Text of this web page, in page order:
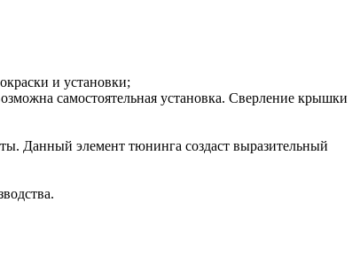
и установки;
самостоятельная установка. Сверление крышки
Данный элемент тюнинга создаст выразительный